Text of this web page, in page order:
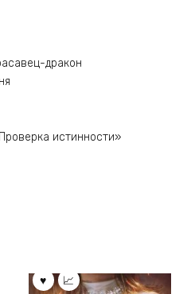
дракон
истинности»